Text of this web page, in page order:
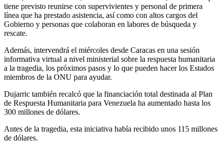
tiene previsto reunirse con supervivientes y personal de primera
línea que ha prestado asistencia, así como con altos cargos del
Gobierno y personas que colaboran en labores de búsqueda y
rescate.
Además, intervendrá el miércoles desde Caracas en una sesión
informativa virtual a nivel ministerial sobre la respuesta humanitaria
a la tragedia, los próximos pasos y lo que pueden hacer los Estados
miembros de la ONU para ayudar.
Dujarric también recalcó que la financiación total destinada al Plan
de Respuesta Humanitaria para Venezuela ha aumentado hasta los
300 millones de dólares.
Antes de la tragedia, esta iniciativa había recibido unos 115 millones
de dólares.